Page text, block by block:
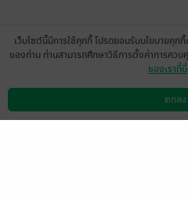
อ่านในrawเมื่อก่อน มาอ่านอี
ดาวน์โหลดแอป
เว็บไซต์นี้มีการใช้คุกกี้ โปรดยอมรับนโยบายคุก
ของท่าน ท่านสามารถศึกษาวิธีการตั้งค่าการคว
ของเราที่นี่
ตกลง